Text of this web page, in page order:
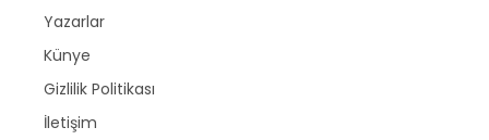
Yazarlar
Künye
Gizlilik Politikası
İletişim